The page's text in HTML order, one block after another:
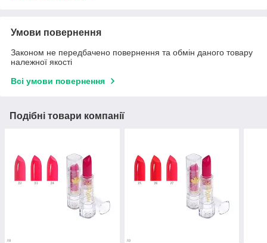
Умови повернення
Законом не передбачено повернення та обмін даного товару
належної якості
Всі умови повернення
Подібні товари компанії